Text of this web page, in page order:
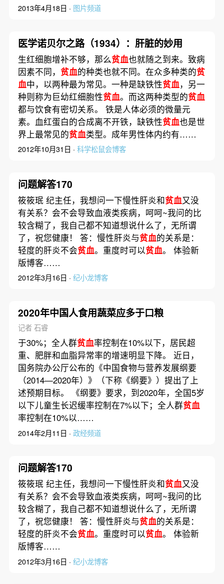
2013年4月18日 · 图片频道
医学诺贝尔之路（1934）：肝脏的妙用
生红细胞增补不够，那么贫血也就随之到来。致病
因素不同， 贫血的种类也就不同。在众多种类的贫
血中，以两种最为常见。一种是缺铁性贫血，另一
种则称为巨幼红细胞性贫血。而这两种类型的贫血
都与饮食有密切关系。 铁是人体必须的微量元
素。血红蛋白的合成离不开铁，缺铁性贫血也是世
界上最常见的贫血类型。成年男性体内约有……
2012年10月31日 · 科学松鼠会博客
问题解答170
筱筱珉 纪主任，我想问一下慢性肝炎和贫血又没
有关系？会不会导致血液类疾病，呵呵~我问的比
较含糊了，我自己都不知道想说什么了，无所谓
了，祝您健康！ 答：慢性肝炎与贫血的关系是：
轻度的肝炎不会贫血。重度时可以贫血。 体验新
版博客……
2012年3月16日 · 纪小龙博客
2020年中国人食用蔬菜应多于口粮
记者 石睿
于30%；全人群贫血率控制在10%以下，居民超
重、肥胖和血脂异常率的增速明显下降。 近日，
国务院办公厅公布的《中国食物与营养发展纲要
（2014—2020年）》（下称《纲要》）提出了上
述预期目标。 《纲要》要求，到2020年，全国5岁
以下儿童生长迟缓率控制在7%以下；全人群贫血
率控制在10%以……
2014年2月11日 · 政经频道
问题解答170
筱筱珉 纪主任，我想问一下慢性肝炎和贫血又没
有关系？会不会导致血液类疾病，呵呵~我问的比
较含糊了，我自己都不知道想说什么了，无所谓
了，祝您健康！ 答：慢性肝炎与贫血的关系是：
轻度的肝炎不会贫血。重度时可以贫血。 体验新
版博客……
2012年3月16日 · 纪小龙博客